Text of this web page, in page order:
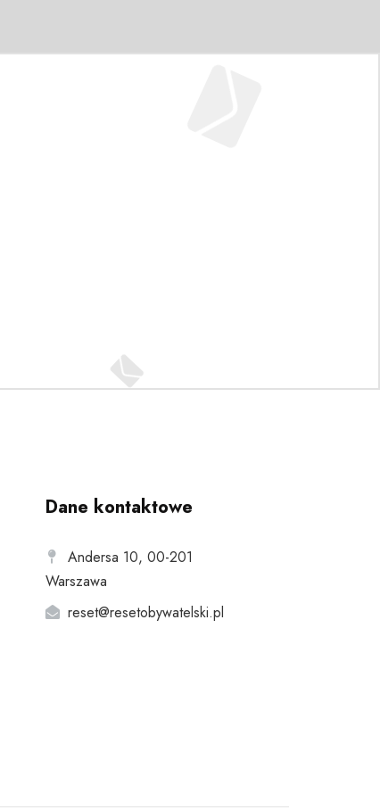
Dane kontaktowe
Andersa 10, 00-201
Warszawa
reset@resetobywatelski.pl